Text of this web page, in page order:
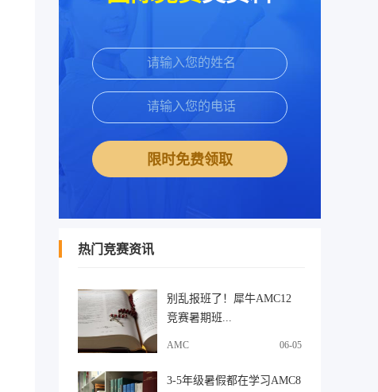
限时免费领取
热门竞赛资讯
别乱报班了！犀牛AMC12
竞赛暑期班...
AMC 06-05
3-5年级暑假都在学习AMC8